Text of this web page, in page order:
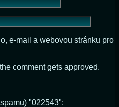
e-mail a webovou stránku pro
comment gets approved.
"022543":